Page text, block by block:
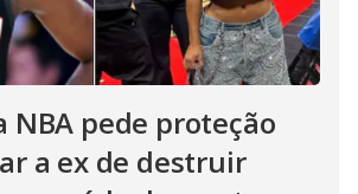
NBA pede proteção
a ex de destruir